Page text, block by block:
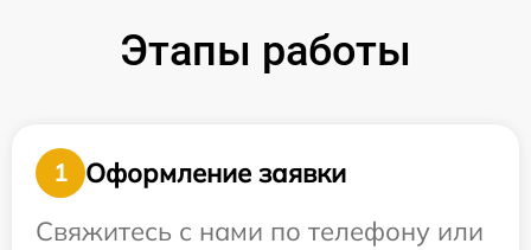
Этапы работы
1
Оформление заявки
Свяжитесь с нами по телефону или